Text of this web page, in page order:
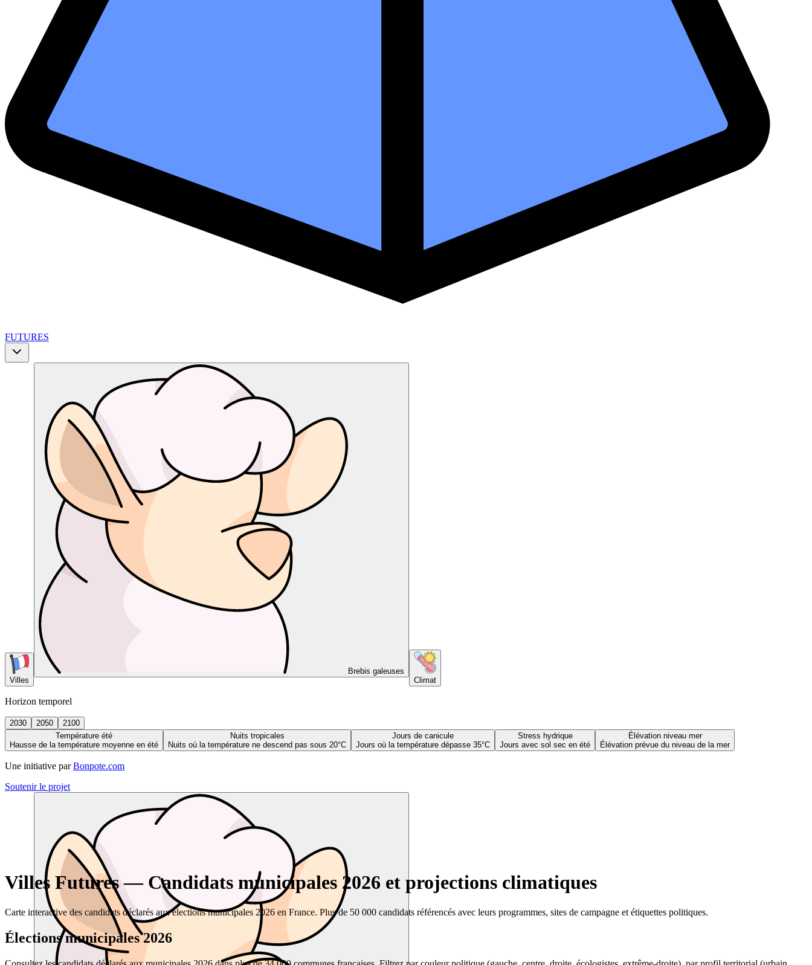
FUTURES
Villes
Brebis galeuses
Climat
Horizon temporel
2030 2050
2100
Température été
Hausse de la température moyenne en été
Nuits tropicales
Nuits où la température ne descend pas sous 20°C
Jours de canicule
Jours où la température dépasse 35°C
Stress hydrique
Jours avec sol sec en été
Élévation niveau mer
Élévation prévue du niveau de la mer
Une initiative par Bonpote.com
Soutenir le projet
Villes Futures — Candidats municipales 2026 et projections climatiques
Carte interactive des candidats déclarés aux élections municipales 2026 en France. Plus de 50 000 candidats référencés avec leurs programmes, sites de campagne et étiquettes politiques.
Élections municipales 2026